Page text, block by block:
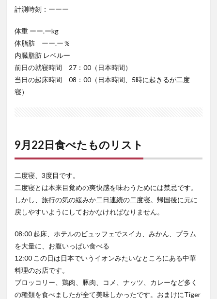
計測時刻：ーーー
体重 ーー.ーkg
体脂肪 ーー.ー％
内臓脂肪 レベルー
前日の就寝時間 27：00（日本時間）
当日の起床時間 08：00（日本時間、5時に起きるが二度
寝）
9月22日食べたものリスト
二度寝、3度目です。
二度寝とは本来目覚めの爽快感を味わうためには禁忌です。
しかし、旅行の気の緩みか二日連続の二度寝。帰国後に元に
戻しやすいようにしておかなければなりません。
08:00 起床、ホテルのビュッフェでスイカ、みかん、プラム
を大量に、お腹いっぱい食べる
12:00 この日は日本でいうイオンみたいなところにある中華
料理のお店です。
ブロッコリー、鶏肉、豚肉、コメ、ナッツ、カレーなど多く
の種類を食べましたが全て美味しかったです。おまけにTiger